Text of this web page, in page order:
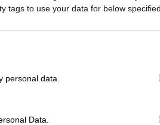
tags to use your data for below
personal data.
Data.
από τους βασικούς
καθησυχάζεται
Σαφώς είναι πολύ
κάνεις να γελάσει».